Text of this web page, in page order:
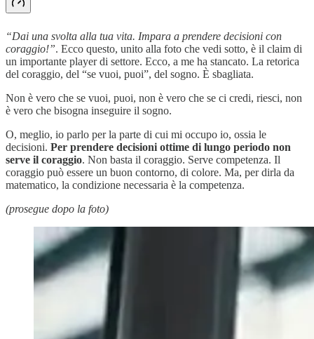
“Dai una svolta alla tua vita. Impara a prendere decisioni con
coraggio!”. Ecco questo, unito alla foto che vedi sotto, è il claim di
un importante player di settore. Ecco, a me ha stancato. La retorica
del coraggio, del “se vuoi, puoi”, del sogno. È sbagliata.
Non è vero che se vuoi, puoi, non è vero che se ci credi, riesci, non
è vero che bisogna inseguire il sogno.
O, meglio, io parlo per la parte di cui mi occupo io, ossia le
decisioni. Per prendere decisioni ottime di lungo periodo non
serve il coraggio. Non basta il coraggio. Serve competenza. Il
coraggio può essere un buon contorno, di colore. Ma, per dirla da
matematico, la condizione necessaria è la competenza.
(prosegue dopo la foto)